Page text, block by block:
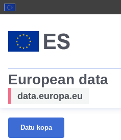
European data
data.europa.eu
Datu kopa